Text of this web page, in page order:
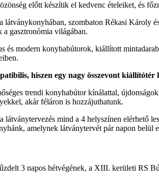
előtt készítik el kedvenc ételeiket, és
látványkonyhában, szombaton Rékasi Károly
a gasztronómia világában.
és modern konyhabútorok, kiállított
hiszen egy nagy összevont
trendi konyhabútor kínálattal,
akár féláron is hozzájuthatunk.
látványtervezés mind a 4 helyszínen elérhető
amelynek látványtervét pár napon belül
3 napos hétvégének, a XIII. kerületi RS